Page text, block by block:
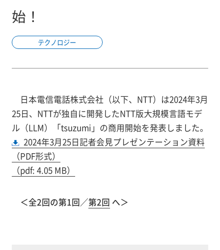
始！
テクノロジー
日本電信電話株式会社（以下、NTT）は2024年3月
25日、NTTが独自に開発したNTT版大規模言語モデ
ル（LLM）「tsuzumi」の商用開始を発表しました。
2024年3月25日記者会見プレゼンテーション資料
（PDF形式）
（pdf: 4.05 MB）
＜全2回の第1回／第2回 へ＞